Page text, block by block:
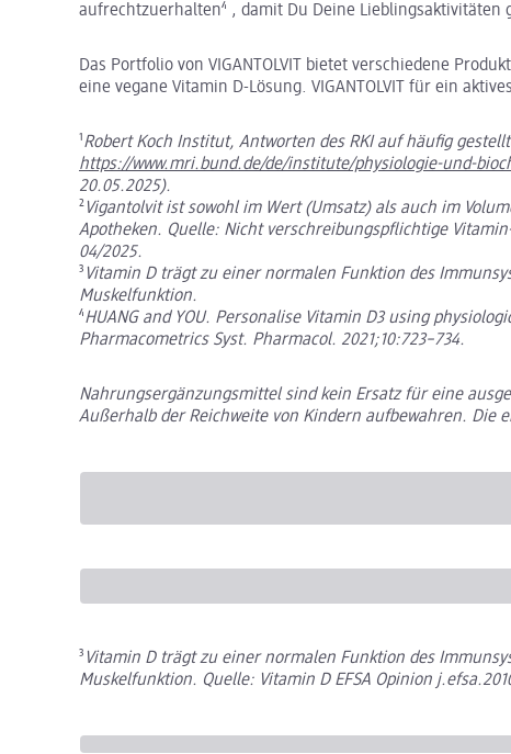
aufrechtzuerhalten⁴ , damit Du Deine Lieblingsaktivitäten
Das Portfolio von VIGANTOLVIT bietet verschiedene
eine vegane Vitamin D-Lösung. VIGANTOLVIT für ein
¹Robert Koch Institut, Antworten des RKI auf häufig
https://www.mri.bund.de/de/institute/physiologie-und-
20.05.2025).
²Vigantolvit ist sowohl im Wert (Umsatz) als auch im
Apotheken. Quelle: Nicht verschreibungspflichtige
04/2025.
³ Vitamin D trägt zu einer normalen Funktion des
Muskelfunktion.
⁴HUANG and YOU. Personalise Vitamin D3 using
Pharmacometrics Syst. Pharmacol. 2021;10:723–734.
Nahrungsergänzungsmittel sind kein Ersatz für eine
Außerhalb der Reichweite von Kindern aufbewahren. Die
³ Vitamin D trägt zu einer normalen Funktion des
Muskelfunktion. Quelle: Vitamin D EFSA Opinion